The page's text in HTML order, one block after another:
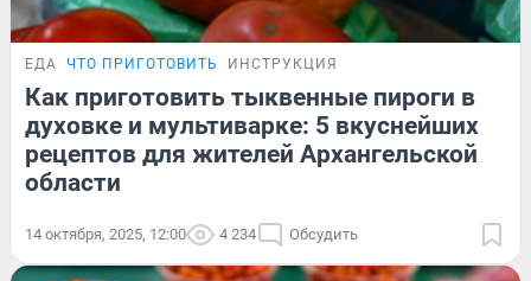
ЕДА ЧТО ПРИГОТОВИТЬ ИНСТРУКЦИЯ
Как приготовить тыквенные пироги в
духовке и мультиварке: 5 вкуснейших
рецептов для жителей Архангельской
области
14 октября, 2025, 12:00 4 234 Обсудить